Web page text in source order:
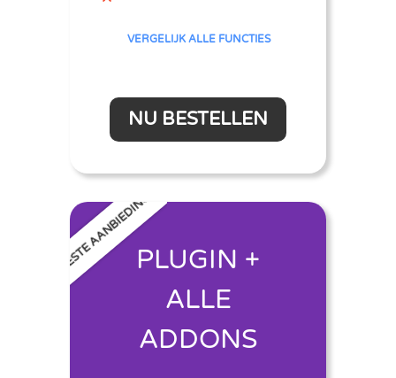
VERGELIJK ALLE FUNCTIES
NU BESTELLEN
BESTE AANBIEDINGPLUGIN +
ALLE
ADDONS